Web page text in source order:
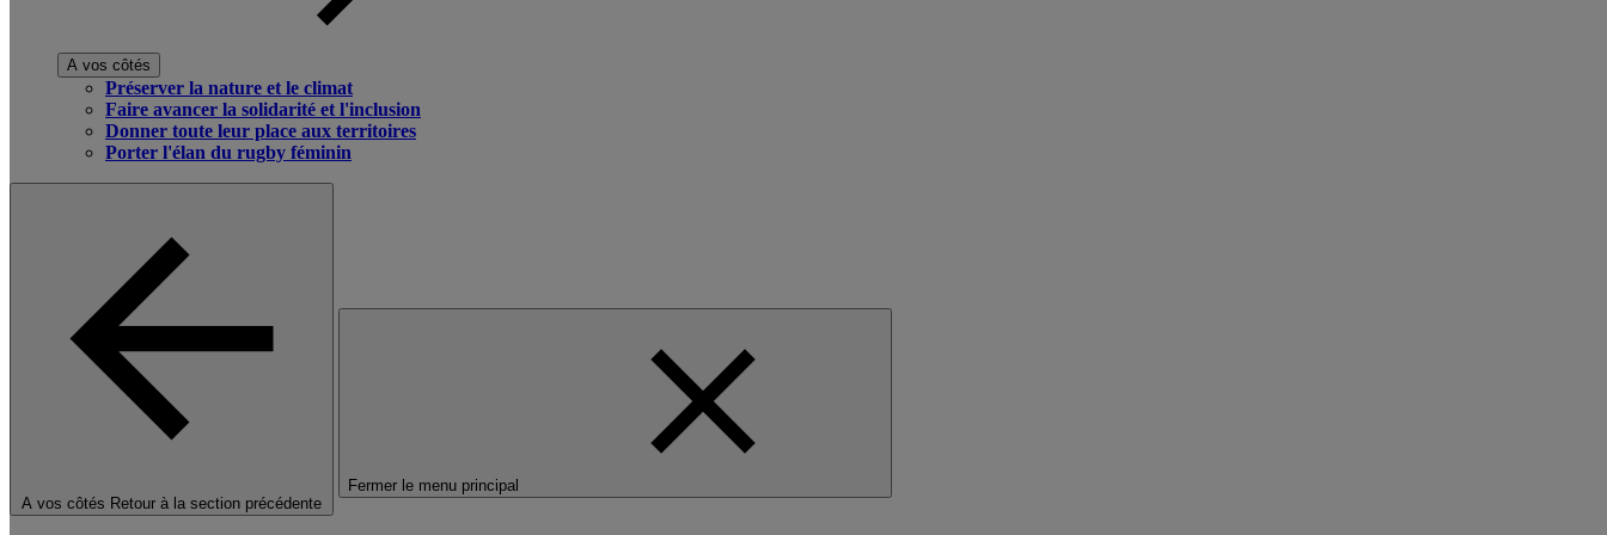
A vos côtés
Préserver la nature et le climat
Faire avancer la solidarité et l'inclusion
Donner toute leur place aux territoires
Porter l'élan du rugby féminin
A vos côtés Retour à la section précédente
Fermer le menu principal